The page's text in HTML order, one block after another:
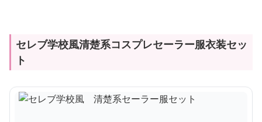
セレブ学校風清楚系コスプレセーラー服衣装セッ
ト